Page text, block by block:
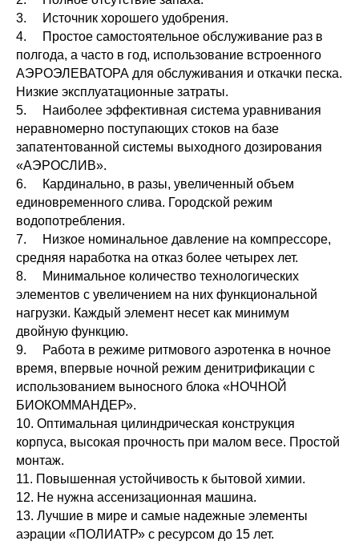
3. Источник хорошего удобрения.
4. Простое самостоятельное обслуживание раз в
полгода, а часто в год, использование встроенного
АЭРОЭЛЕВАТОРА для обслуживания и откачки песка.
Низкие эксплуатационные затраты.
5. Наиболее эффективная система уравнивания
неравномерно поступающих стоков на базе
запатентованной системы выходного дозирования
«АЭРОСЛИВ».
6. Кардинально, в разы, увеличенный объем
единовременного слива. Городской режим
водопотребления.
7. Низкое номинальное давление на компрессоре,
средняя наработка на отказ более четырех лет.
8. Минимальное количество технологических
элементов с увеличением на них функциональной
нагрузки. Каждый элемент несет как минимум
двойную функцию.
9. Работа в режиме ритмового аэротенка в ночное
время, впервые ночной режим денитрификации с
использованием выносного блока «НОЧНОЙ
БИОКОММАНДЕР».
10. Оптимальная цилиндрическая конструкция
корпуса, высокая прочность при малом весе. Простой
монтаж.
11. Повышенная устойчивость к бытовой химии.
12. Не нужна ассенизационная машина.
13. Лучшие в мире и самые надежные элементы
аэрации «ПОЛИАТР» с ресурсом до 15 лет.